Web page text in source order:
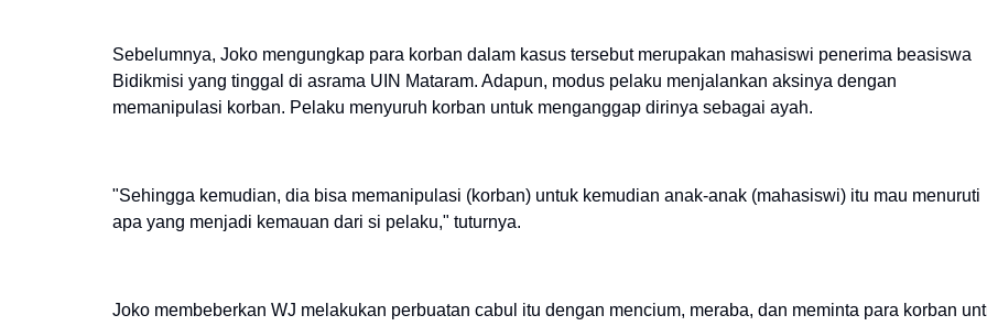
Sebelumnya, Joko mengungkap para korban dalam kasus tersebut merupakan mahasiswi penerima beasiswa
Bidikmisi yang tinggal di asrama UIN Mataram. Adapun, modus pelaku menjalankan aksinya dengan
memanipulasi korban. Pelaku menyuruh korban untuk menganggap dirinya sebagai ayah.
"Sehingga kemudian, dia bisa memanipulasi (korban) untuk kemudian anak-anak (mahasiswi) itu mau menuruti
apa yang menjadi kemauan dari si pelaku," tuturnya.
Joko membeberkan WJ melakukan perbuatan cabul itu dengan mencium, meraba, dan meminta para korban